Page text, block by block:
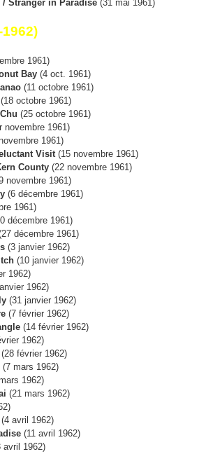
/ Stranger in Paradise (31 mai 1961)
1961)
Bay (4 oct. 1961)
(11 octobre 1961)
(18 octobre 1961)
(25 octobre 1961)
novembre 1961)
1961)
Visit (15 novembre 1961)
County (22 novembre 1961)
novembre 1961)
(6 décembre 1961)
1961)
décembre 1961)
décembre 1961)
(3 janvier 1962)
(10 janvier 1962)
1962)
1962)
(31 janvier 1962)
(7 février 1962)
(14 février 1962)
1962)
(28 février 1962)
(7 mars 1962)
1962)
(21 mars 1962)
(4 avril 1962)
(11 avril 1962)
avril 1962)